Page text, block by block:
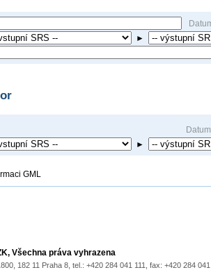
►
►
GML
Všechna práva vyhrazena
182 11 Praha 8, tel.: +420 284 041 111, fax: +420 284